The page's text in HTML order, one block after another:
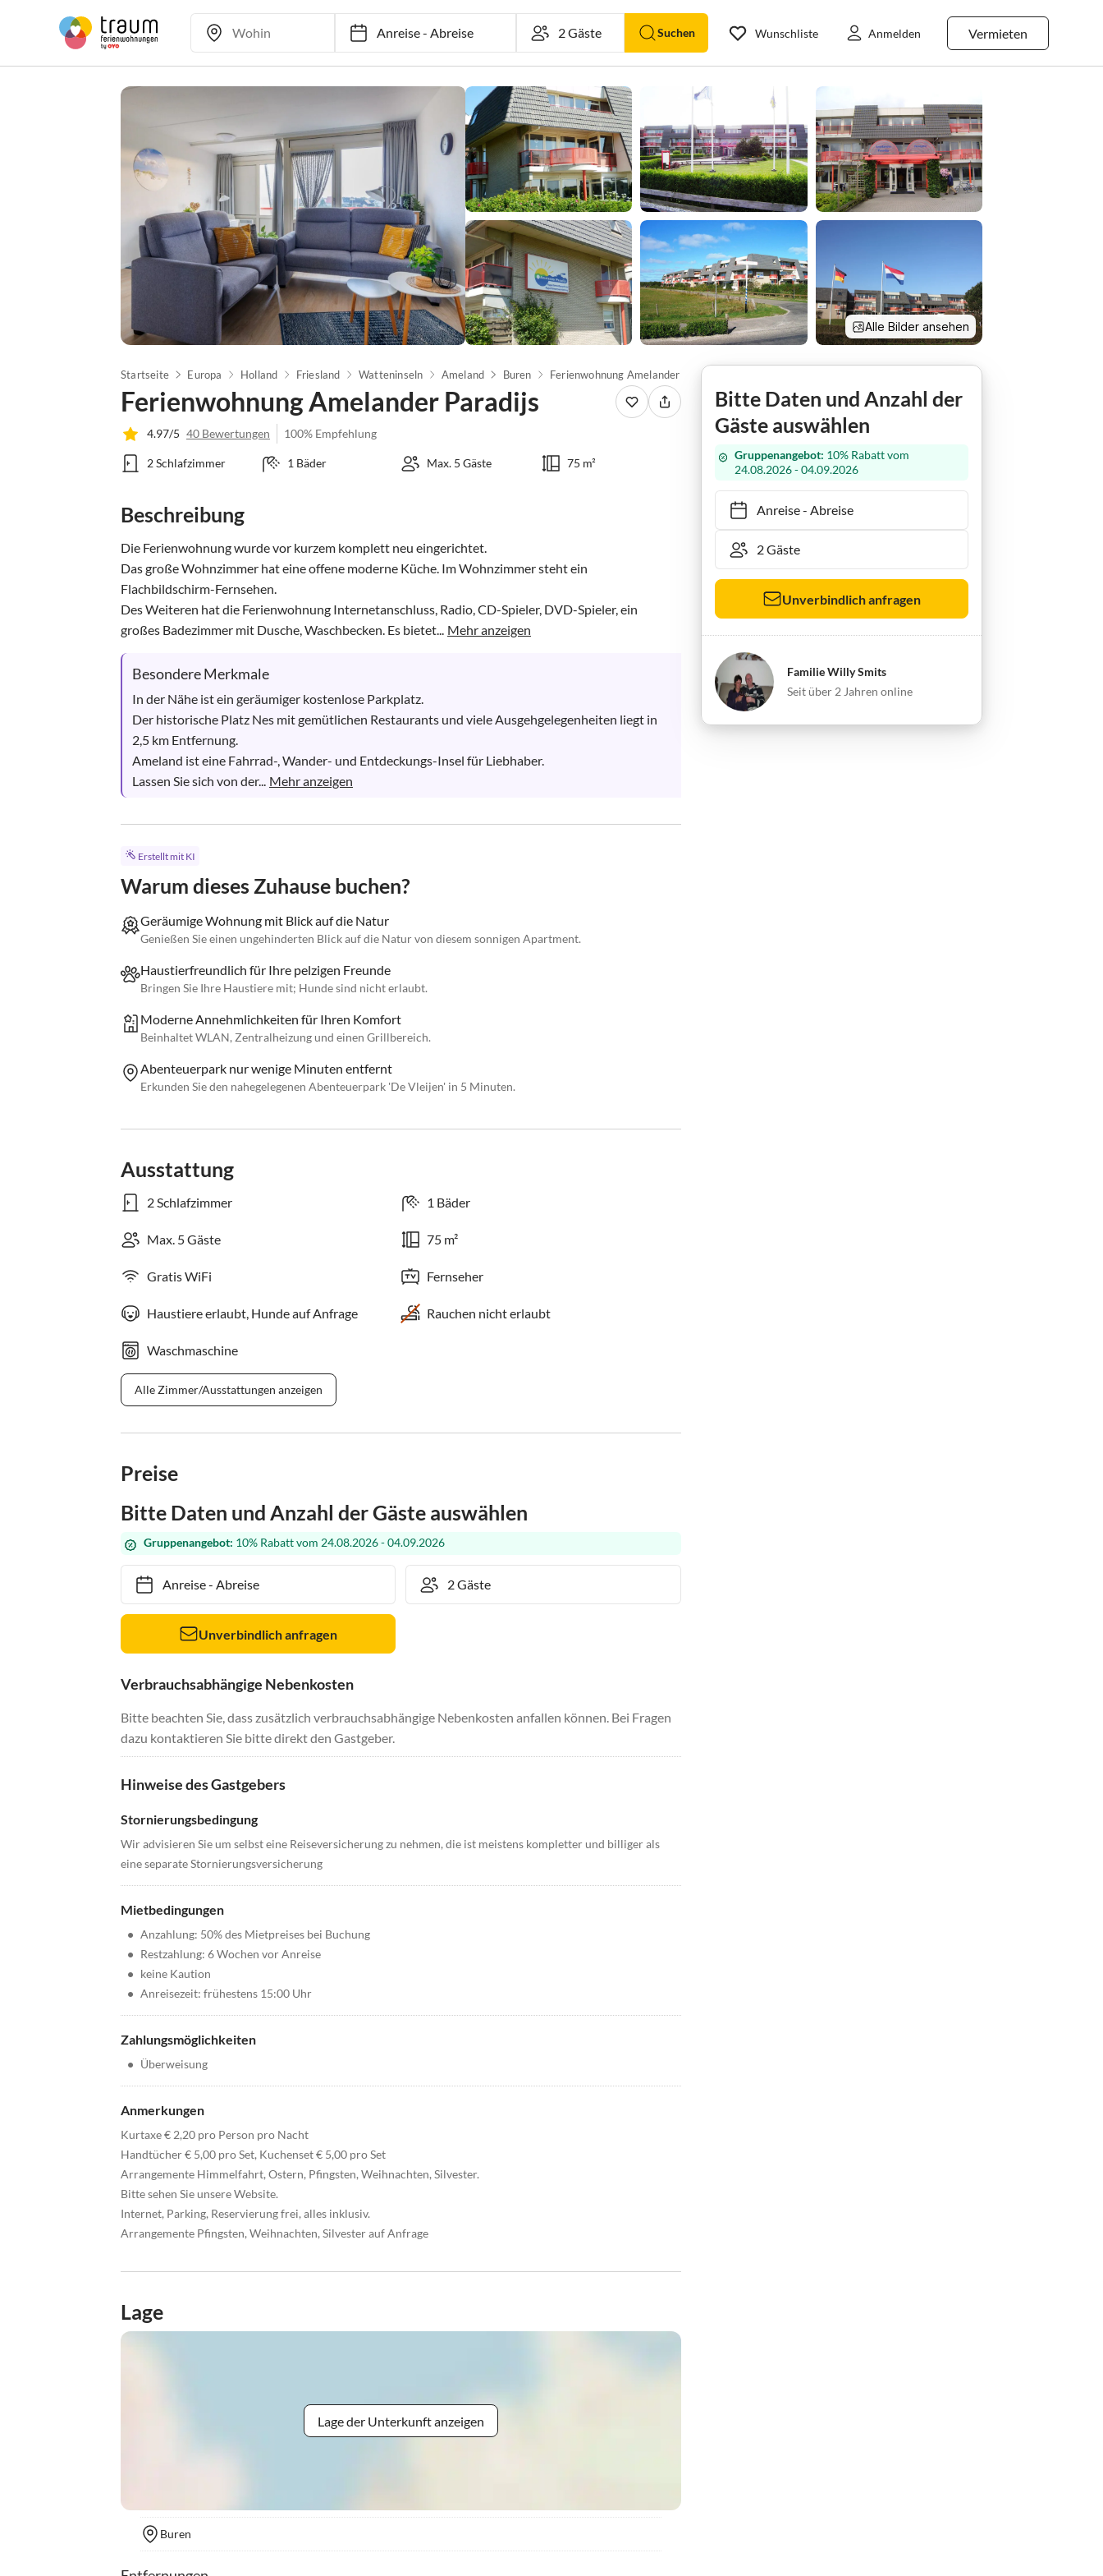
Anreise-Abreise Suchen Vermieten
Wunschliste Anmelden
Alle Bilder ansehen
Startseite Europa Holland Friesland Watteninseln Ameland Buren
Ferienwohnung Amelander Paradijs
4.97/5 40 Bewertungen 100% Empfehlung
2 Schlafzimmer 1 Bäder Max. 5 Gäste 75 m²
Beschreibung
Die Ferienwohnung wurde vor kurzem komplett neu eingerichtet.
Das große Wohnzimmer hat eine offene moderne Küche. Im Wohnzimmer steht ein
Flachbildschirm-Fernsehen.
Des Weiteren hat die Ferienwohnung Internetanschluss, Radio, CD-Spieler, DVD-Spieler, ein
großes Badezimmer mit Dusche, Waschbecken. Es bietet... Mehr anzeigen
Besondere Merkmale
In der Nähe ist ein geräumiger kostenlose Parkplatz.
Der historische Platz Nes mit gemütlichen Restaurants und viele Ausgehgelegenheiten liegt in
2,5 km Entfernung.
Ameland ist eine Fahrrad-, Wander- und Entdeckungs-Insel für Liebhaber.
Lassen Sie sich von der... Mehr anzeigen
Erstellt mit KI
Warum dieses Zuhause buchen?
Geräumige Wohnung mit Blick auf die Natur
Genießen Sie einen ungehinderten Blick auf die Natur von diesem sonnigen Apartment.
Haustierfreundlich für Ihre pelzigen Freunde
Bringen Sie Ihre Haustiere mit; Hunde sind nicht erlaubt.
Moderne Annehmlichkeiten für Ihren Komfort
Beinhaltet WLAN, Zentralheizung und einen Grillbereich.
Abenteuerpark nur wenige Minuten entfernt
Erkunden Sie den nahegelegenen Abenteuerpark 'De Vleijen' in 5 Minuten.
Ausstattung
2 Schlafzimmer 1 Bäder
Max. 5 Gäste 75 m²
Gratis WiFi Fernseher
Haustiere erlaubt, Hunde auf Anfrage Rauchen nicht erlaubt
Waschmaschine
Alle Zimmer/Ausstattungen anzeigen
Preise
Bitte Daten und Anzahl der Gäste auswählen
Gruppenangebot: 10% Rabatt vom 24.08.2026 - 04.09.2026
Anreise- Abreise
Unverbindlich anfragen
Verbrauchsabhängige Nebenkosten
Bitte beachten Sie, dass zusätzlich verbrauchsabhängige Nebenkosten anfallen können. Bei Fragen
dazu kontaktieren Sie bitte direkt den Gastgeber.
Hinweise des Gastgebers
Stornierungsbedingung
Wir advisieren Sie um selbst eine Reiseversicherung zu nehmen, die ist meistens kompletter und billiger als
eine separate Stornierungsversicherung
Mietbedingungen
• Anzahlung: 50% des Mietpreises bei Buchung
• Restzahlung: 6 Wochen vor Anreise
• keine Kaution
• Anreisezeit: frühestens 15:00 Uhr
Zahlungsmöglichkeiten
• Überweisung
Anmerkungen
Kurtaxe € 2,20 pro Person pro Nacht
Handtücher € 5,00 pro Set, Kuchenset € 5,00 pro Set
Arrangemente Himmelfahrt, Ostern, Pfingsten, Weihnachten, Silvester.
Bitte sehen Sie unsere Website.
Internet, Parking, Reservierung frei, alles inklusiv.
Arrangemente Pfingsten, Weihnachten, Silvester auf Anfrage
Lage
Lage der Unterkunft anzeigen
Buren
Bitte Daten und Anzahl der
Gäste auswählen
Gruppenangebot: 10% Rabatt vom
24.08.2026 - 04.09.2026
Anreise- Abreise
Unverbindlich anfragen
Familie Willy Smits
Seit über 2 Jahren online